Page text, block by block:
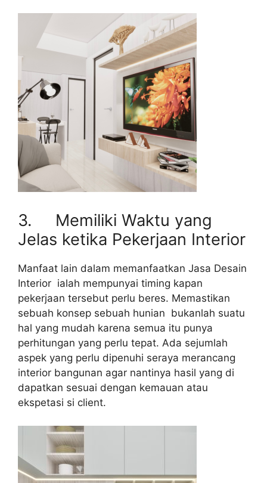
3. Memiliki Waktu yang
Jelas ketika Pekerjaan Interior
Manfaat lain dalam memanfaatkan Jasa Desain
Interior ialah mempunyai timing kapan
pekerjaan tersebut perlu beres. Memastikan
sebuah konsep sebuah hunian bukanlah suatu
hal yang mudah karena semua itu punya
perhitungan yang perlu tepat. Ada sejumlah
aspek yang perlu dipenuhi seraya merancang
interior bangunan agar nantinya hasil yang di
dapatkan sesuai dengan kemauan atau
ekspetasi si client.